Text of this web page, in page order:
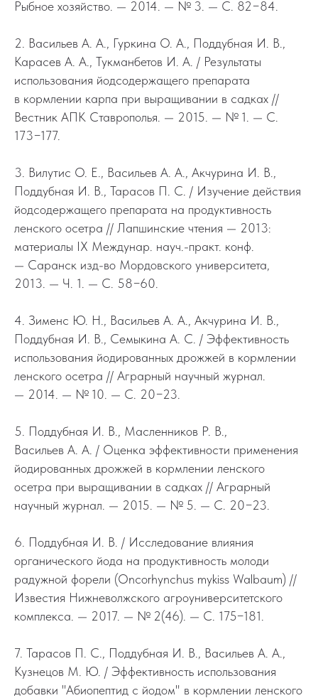
Рыбное хозяйство. — 2014. — № 3. — С. 82−84.
2. Васильев А. А., Гуркина О. А., Поддубная И. В.,
Карасев А. А., Тукманбетов И. А. / Результаты
использования йодсодержащего препарата
в кормлении карпа при выращивании в садках //
Вестник АПК Ставрополья. — 2015. — № 1. — С.
173−177.
3. Вилутис О. Е., Васильев А. А., Акчурина И. В.,
Поддубная И. В., Тарасов П. С. / Изучение действия
йодсодержащего препарата на продуктивность
ленского осетра // Лапшинские чтения — 2013:
материалы IX Междунар. науч.-практ. конф.
— Саранск изд-во Мордовского университета,
2013. — Ч. 1. — С. 58−60.
4. Зименс Ю. Н., Васильев А. А., Акчурина И. В.,
Поддубная И. В., Семыкина А. С. / Эффективность
использования йодированных дрожжей в кормлении
ленского осетра // Аграрный научный журнал.
— 2014. — № 10. — С. 20−23.
5. Поддубная И. В., Масленников Р. В.,
Васильев А. А. / Оценка эффективности применения
йодированных дрожжей в кормлении ленского
осетра при выращивании в садках // Аграрный
научный журнал. — 2015. — № 5. — С. 20−23.
6. Поддубная И. В. / Исследование влияния
органического йода на продуктивность молоди
радужной форели (Oncorhynchus mykiss Walbaum) //
Известия Нижневолжского агроуниверситетского
комплекса. — 2017. — № 2(46). — С. 175−181.
7. Тарасов П. С., Поддубная И. В., Васильев А. А.,
Кузнецов М. Ю. / Эффективность использования
добавки "Абиопептид с йодом" в кормлении ленского